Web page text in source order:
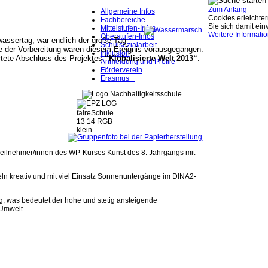
war endlich der große Tag
Vorbereitung waren diesem Ereignis vorausgegangen.
Abschluss des Projektes“Klobalisierte Welt 2013“.
innen des WP-Kurses Kunst des 8. Jahrgangs mit
kreativ und mit viel Einsatz Sonnenuntergänge im DINA2-
was bedeutet der hohe und stetig ansteigende
Allgemeine Infos
Fachbereiche
Mittelstufen-Infos
Oberstufen-Infos
Schulsozialarbeit
Inklusion
Anmeldung und Profile
Förderverein
Erasmus +
Zum Anfang
Cookies
Sie sich damit
Weitere